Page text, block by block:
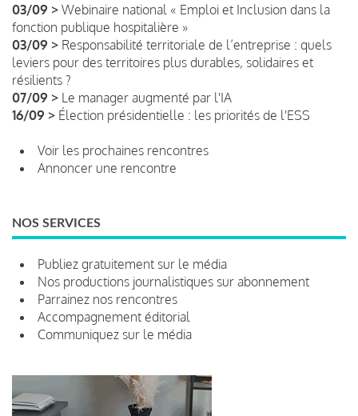
03/09 > Webinaire national « Emploi et Inclusion dans la
fonction publique hospitalière »
03/09 > Responsabilité territoriale de l’entreprise : quels
leviers pour des territoires plus durables, solidaires et
résilients ?
07/09 > Le manager augmenté par l'IA
16/09 > Élection présidentielle : les priorités de l'ESS
Voir les prochaines rencontres
Annoncer une rencontre
NOS SERVICES
Publiez gratuitement sur le média
Nos productions journalistiques sur abonnement
Parrainez nos rencontres
Accompagnement éditorial
Communiquez sur le média